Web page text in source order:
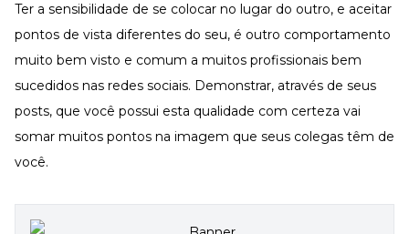
Ter a sensibilidade de se colocar no lugar do outro, e aceitar
pontos de vista diferentes do seu, é outro comportamento
muito bem visto e comum a muitos profissionais bem
sucedidos nas redes sociais. Demonstrar, através de seus
posts, que você possui esta qualidade com certeza vai
somar muitos pontos na imagem que seus colegas têm de
você.